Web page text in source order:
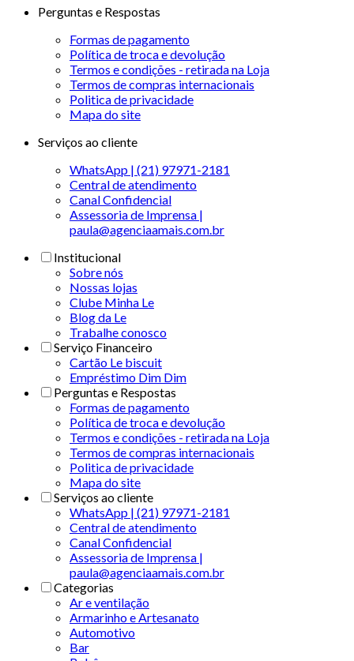
Perguntas e Respostas
Formas de pagamento
Política de troca e devolução
Termos e condições - retirada na Loja
Termos de compras internacionais
Politica de privacidade
Mapa do site
Serviços ao cliente
WhatsApp | (21) 97971-2181
Central de atendimento
Canal Confidencial
Assessoria de Imprensa |
paula@agenciaamais.com.br
Institucional
Sobre nós
Nossas lojas
Clube Minha Le
Blog da Le
Trabalhe conosco
Serviço Financeiro
Cartão Le biscuit
Empréstimo Dim Dim
Perguntas e Respostas
Formas de pagamento
Política de troca e devolução
Termos e condições - retirada na Loja
Termos de compras internacionais
Politica de privacidade
Mapa do site
Serviços ao cliente
WhatsApp | (21) 97971-2181
Central de atendimento
Canal Confidencial
Assessoria de Imprensa |
paula@agenciaamais.com.br
Categorias
Ar e ventilação
Armarinho e Artesanato
Automotivo
Bar